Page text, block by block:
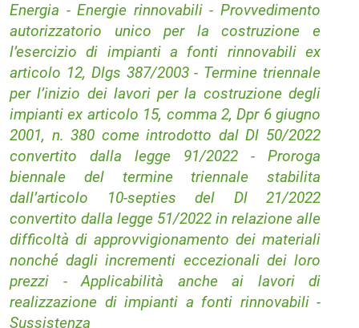
Energia - Energie rinnovabili - Provvedimento
autorizzatorio unico per la costruzione e
l’esercizio di impianti a fonti rinnovabili ex
articolo 12, Dlgs 387/2003 - Termine triennale
per l’inizio dei lavori per la costruzione degli
impianti ex articolo 15, comma 2, Dpr 6 giugno
2001, n. 380 come introdotto dal Dl 50/2022
convertito dalla legge 91/2022 - Proroga
biennale del termine triennale stabilita
dall’articolo 10-septies del Dl 21/2022
convertito dalla legge 51/2022 in relazione alle
difficoltà di approvvigionamento dei materiali
nonché dagli incrementi eccezionali dei loro
prezzi - Applicabilità anche ai lavori di
realizzazione di impianti a fonti rinnovabili -
Sussistenza